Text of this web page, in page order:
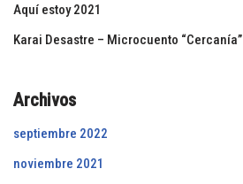
Aquí estoy 2021
Karai Desastre – Microcuento “Cercanía”
Archivos
septiembre 2022
noviembre 2021